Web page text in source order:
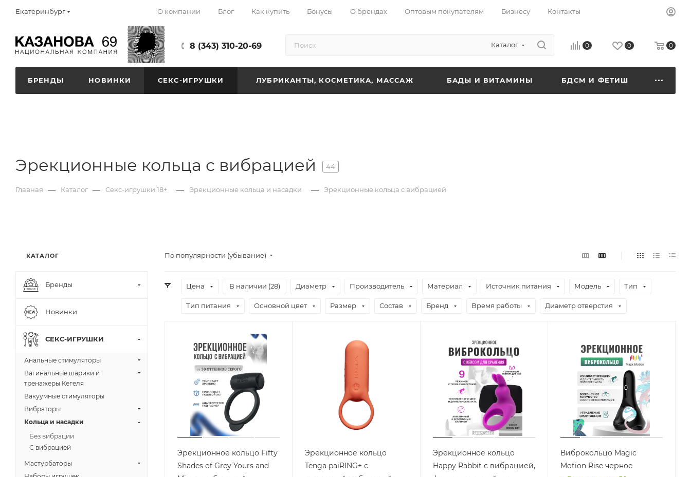
Екатеринбург О компании Блог Как купить Бонусы О брендах Оптовым покупателям Бизнесу Контакты
8 (343) 310-20-69 Каталог 0 0 0
БРЕНДЫ НОВИНКИ СЕКС-ИГРУШКИ ЛУБРИКАНТЫ, КОСМЕТИКА, МАССАЖ БАДЫ И ВИТАМИНЫ БДСМ И ФЕТИШ
Эрекционные кольца с вибрацией 44
Главная — Каталог — Секс-игрушки 18+ — Эрекционные кольца и насадки — Эрекционные кольца с вибрацией
По популярности (убывание)
Цена В наличии (28) Диаметр Производитель Материал Источник питания Модель Тип
Тип питания Основной цвет Размер Состав Бренд Время работы Диаметр отверстия
Эрекционное кольцо Fifty
Shades of Grey Yours and
Эрекционное кольцо
Tenga paiRING+ с
Эрекционное кольцо
Happy Rabbit с вибрацией,
Виброкольцо Magic
Motion Rise черное
КАТАЛОГ
Бренды
Новинки
СЕКС-ИГРУШКИ
Анальные стимуляторы
Вагинальные шарики и
тренажеры Кегеля
Вакуумные стимуляторы
Вибраторы
Кольца и насадки
Без вибрации
С вибрацией
Мастурбаторы